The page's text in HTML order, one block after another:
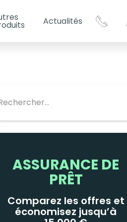
?
Actualités
ASSURANCE DE
PRÊT
Comparez les offres et
économisez jusqu’à